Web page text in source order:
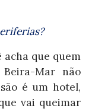
acha que quem
Mar não
é um hotel,
vai queimar